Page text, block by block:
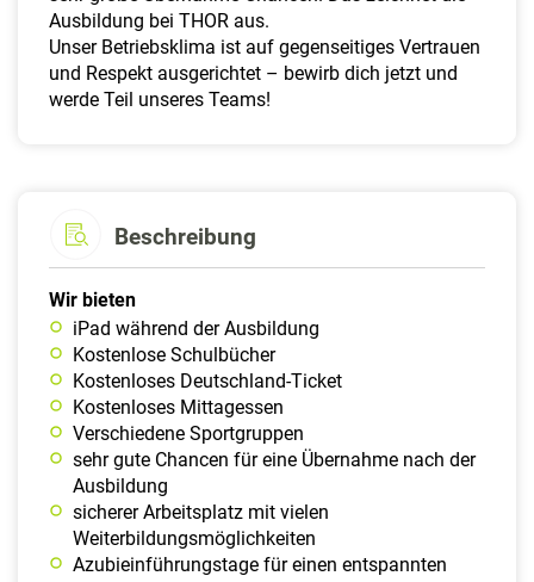
Ausbildung bei THOR aus.
Unser Betriebsklima ist auf gegenseitiges Vertrauen
und Respekt ausgerichtet – bewirb dich jetzt und
werde Teil unseres Teams!
Beschreibung
Wir bieten
iPad während der Ausbildung
Kostenlose Schulbücher
Kostenloses Deutschland-Ticket
Kostenloses Mittagessen
Verschiedene Sportgruppen
sehr gute Chancen für eine Übernahme nach der
Ausbildung
sicherer Arbeitsplatz mit vielen
Weiterbildungsmöglichkeiten
Azubieinführungstage für einen entspannten